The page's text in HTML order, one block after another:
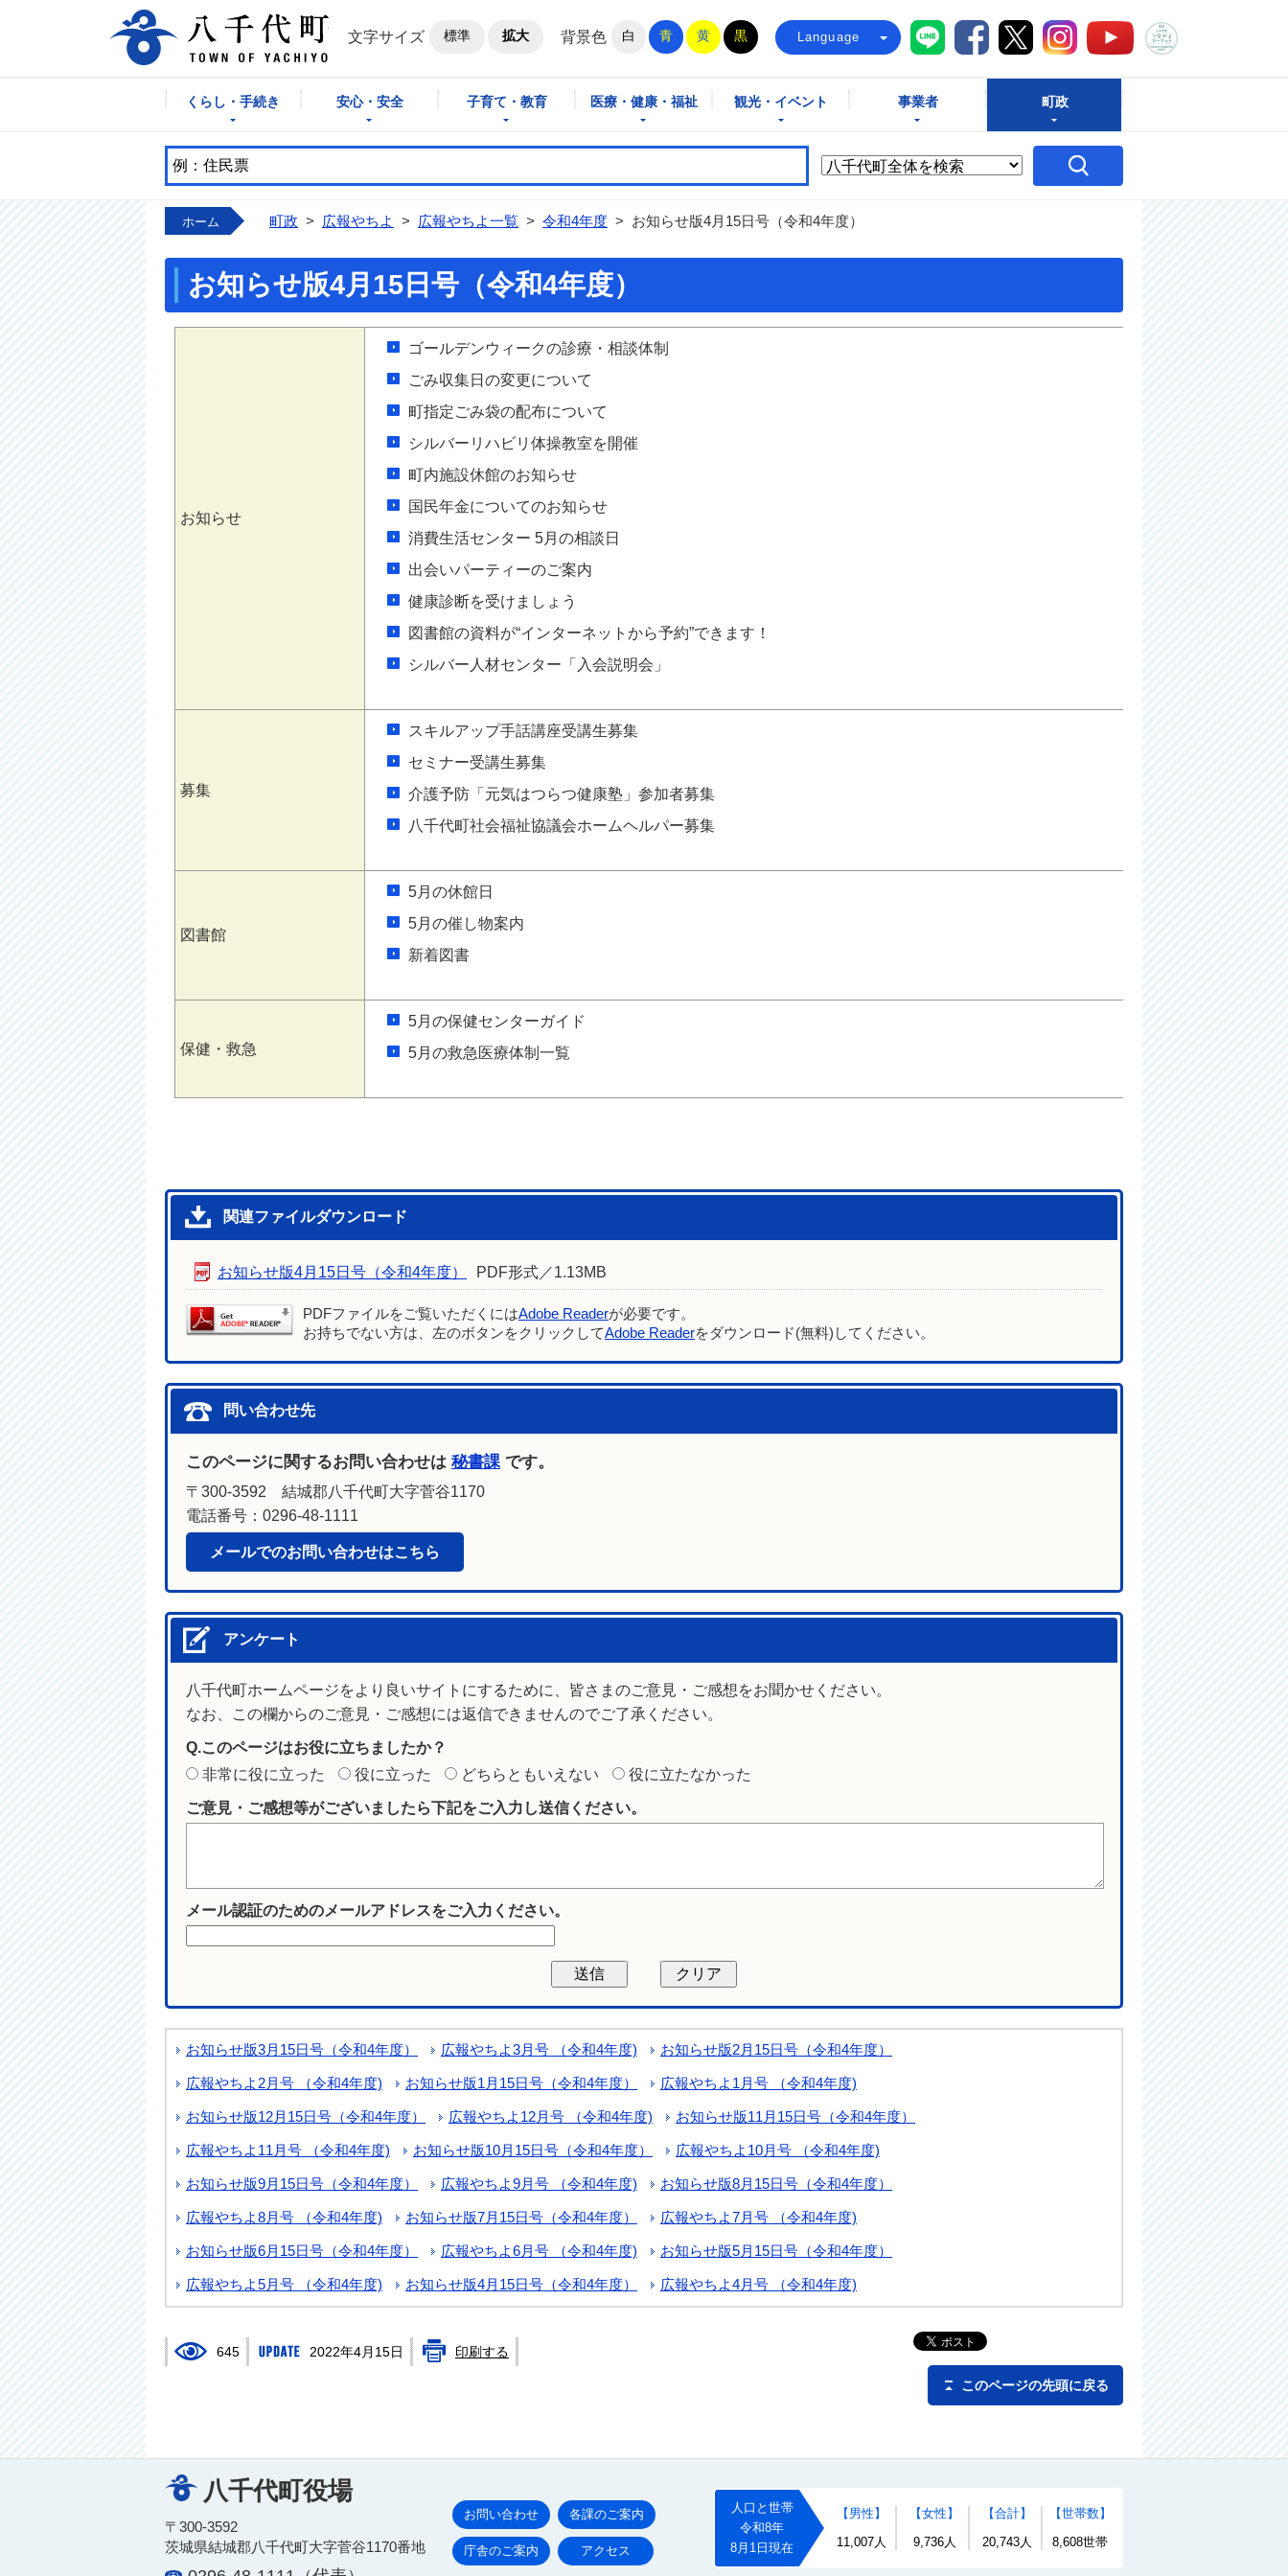
八千代町公式ホームページ
文字サイズ
標準 拡大 背景色 白 青 黄 黒 Language 八千代町LINE
八千代町Facebook
八千代町X八千代町Instagram八千代町YouTube
くらし・手続き 安心・安全 子育て・教育 医療・健康・福祉 観光・イベント 事業者 町政
ホーム 町政 > 広報やちよ > 広報やちよ一覧 > 令和4年度 > お知らせ版4月15日号（令和4年度）
お知らせ版4月15日号（令和4年度）
お知らせ
ゴールデンウィークの診療・相談体制
ごみ収集日の変更について
町指定ごみ袋の配布について
シルバーリハビリ体操教室を開催
町内施設休館のお知らせ
国民年金についてのお知らせ
消費生活センター 5月の相談日
出会いパーティーのご案内
健康診断を受けましょう
図書館の資料が“インターネットから予約”できます！
シルバー人材センター「入会説明会」
募集
スキルアップ手話講座受講生募集
セミナー受講生募集
介護予防「元気はつらつ健康塾」参加者募集
八千代町社会福祉協議会ホームヘルパー募集
図書館
5月の休館日
5月の催し物案内
新着図書
保健・救急
5月の保健センターガイド
5月の救急医療体制一覧
関連ファイルダウンロード
お知らせ版4月15日号（令和4年度） PDF形式／1.13MB
PDFファイルをご覧いただくにはAdobe Readerが必要です。
お持ちでない方は、左のボタンをクリックしてAdobe Readerをダウンロード(無料)してください。
問い合わせ先
このページに関するお問い合わせは 秘書課 です。
〒300-3592 結城郡八千代町大字菅谷1170
電話番号：0296-48-1111
メールでのお問い合わせはこちら
アンケート
八千代町ホームページをより良いサイトにするために、皆さまのご意見・ご感想をお聞かせください。
なお、この欄からのご意見・ご感想には返信できませんのでご了承ください。
Q.このページはお役に立ちましたか？
非常に役に立った
役に立った どちらともいえない 役に立たなかった
ご意見・ご感想等がございましたら下記をご入力し送信ください。
メール認証のためのメールアドレスをご入力ください。
お知らせ版3月15日号（令和4年度） 広報やちよ3月号 （令和4年度) お知らせ版2月15日号（令和4年度）
広報やちよ2月号 （令和4年度) お知らせ版1月15日号（令和4年度） 広報やちよ1月号 （令和4年度)
お知らせ版12月15日号（令和4年度） 広報やちよ12月号 （令和4年度) お知らせ版11月15日号（令和4年度）
広報やちよ11月号 （令和4年度) お知らせ版10月15日号（令和4年度） 広報やちよ10月号 （令和4年度)
お知らせ版9月15日号（令和4年度） 広報やちよ9月号 （令和4年度) お知らせ版8月15日号（令和4年度）
広報やちよ8月号 （令和4年度) お知らせ版7月15日号（令和4年度） 広報やちよ7月号 （令和4年度)
お知らせ版6月15日号（令和4年度） 広報やちよ6月号 （令和4年度) お知らせ版5月15日号（令和4年度）
広報やちよ5月号 （令和4年度) お知らせ版4月15日号（令和4年度） 広報やちよ4月号 （令和4年度)
645 2022年4月15日 印刷する
このページの先頭に戻る
八千代町役場
〒300-3592
茨城県結城郡八千代町大字菅谷1170番地
お問い合わせ 各課のご案内
庁舎のご案内 アクセス